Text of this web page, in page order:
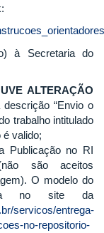
à Secretaria do
ALTERAÇÃO
“Envio o
trabalho intitulado
é valido;
Publicação no RI
são aceitos
O modelo do
no site da
servicos/entrega-
no-repositorio-